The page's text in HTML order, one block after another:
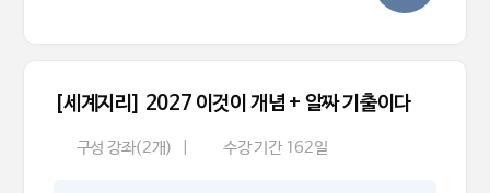
[세계지리] 2027 이것이 개념 + 알짜 기출이다
구성 강좌(2개) 수강 기간 162일